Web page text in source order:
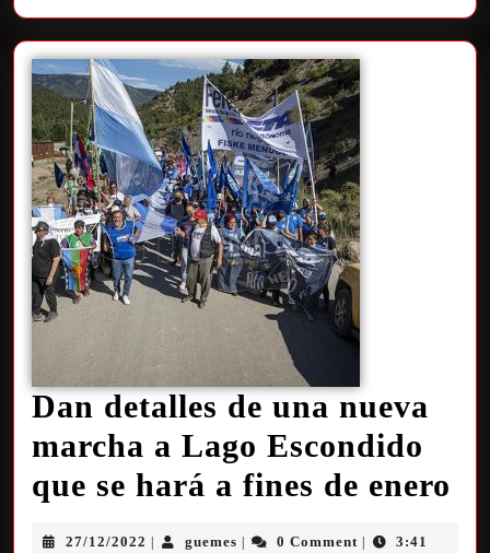
Dan detalles de una nueva
marcha a Lago Escondido
que se hará a fines de enero
27/12/2022 guemes 0 Comment
3:41